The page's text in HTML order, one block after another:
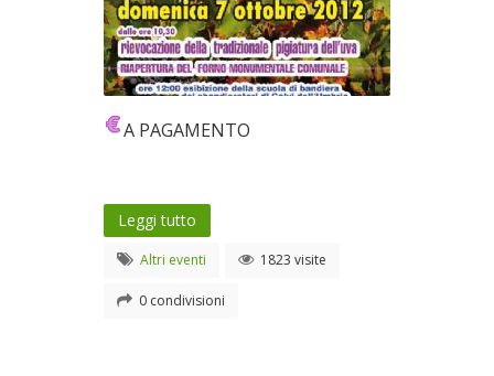
A PAGAMENTO
Leggi tutto
Altri eventi 1823 visite
0 condivisioni